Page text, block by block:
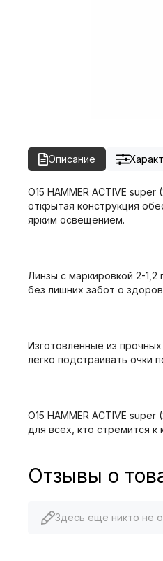
Описание
О15 HAMMER ACTIVЕ
открытая конструкция
ярким освещением.
Линзы с маркировкой 2-
без лишних забот о
Изготовленные из
легко подстраивать очки
О15 HAMMER ACTIVЕ
для всех, кто стремится
Отзывы о
Здесь еще никто не